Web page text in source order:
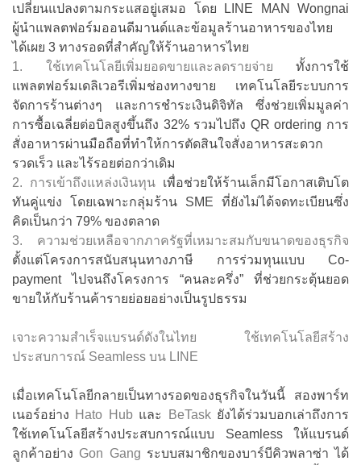
เปลี่ยนแปลงตามกระแสอยู่เสมอ โดย LINE MAN Wongnai
ผู้นำแพลตฟอร์มออนดีมานด์และข้อมูลร้านอาหารของไทย
ได้เผย 3 ทางรอดที่สำคัญให้ร้านอาหารไทย
1. ใช้เทคโนโลยีเพิ่มยอดขายและลดรายจ่าย ทั้งการใช้
แพลตฟอร์มเดลิเวอรีเพิ่มช่องทางขาย เทคโนโลยีระบบการ
จัดการร้านต่างๆ และการชำระเงินดิจิทัล ซึ่งช่วยเพิ่มมูลค่า
การซื้อเฉลี่ยต่อบิลสูงขึ้นถึง 32% รวมไปถึง QR ordering การ
สั่งอาหารผ่านมือถือที่ทำให้การตัดสินใจสั่งอาหารสะดวก
รวดเร็ว และไร้รอยต่อกว่าเดิม
2. การเข้าถึงแหล่งเงินทุน เพื่อช่วยให้ร้านเล็กมีโอกาสเติบโต
ทันคู่แข่ง โดยเฉพาะกลุ่มร้าน SME ที่ยังไม่ได้จดทะเบียนซึ่ง
คิดเป็นกว่า 79% ของตลาด
3. ความช่วยเหลือจากภาครัฐที่เหมาะสมกับขนาดของธุรกิจ
ตั้งแต่โครงการสนับสนุนทางภาษี การร่วมทุนแบบ Co-
payment ไปจนถึงโครงการ “คนละครึ่ง” ที่ช่วยกระตุ้นยอด
ขายให้กับร้านค้ารายย่อยอย่างเป็นรูปธรรม
เจาะความสำเร็จแบรนด์ดังในไทย ใช้เทคโนโลยีสร้าง
ประสบการณ์ Seamless บน LINE
เมื่อเทคโนโลยีกลายเป็นทางรอดของธุรกิจในวันนี้ สองพาร์ท
เนอร์อย่าง Hato Hubและ BeTaskยังได้ร่วมบอกเล่าถึงการ
ใช้เทคโนโลยีสร้างประสบการณ์แบบ Seamless ให้แบรนด์
ลูกค้าอย่าง Gon Gang ระบบสมาชิกของบาร์บีคิวพลาซ่า ได้